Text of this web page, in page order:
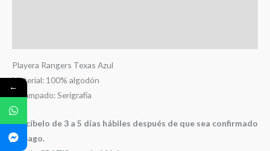
Playera Rangers Texas Azul
Material: 100% algodón
Estampado: Serigrafía
-Recíbelo de 3 a 5 días hábiles después de que sea confirmado
tu pago.
←